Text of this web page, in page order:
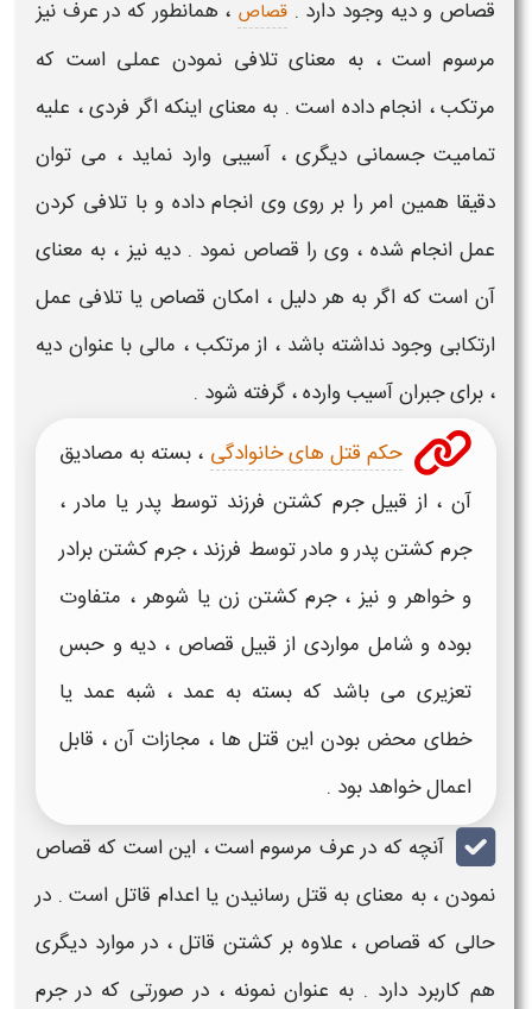
قصاص و دیه وجود دارد . قصاص ، همانطور که در عرف نیز
مرسوم است ، به معنای تلافی نمودن عملی است که
مرتکب ، انجام داده است . به معنای اینکه اگر فردی ، علیه
تمامیت جسمانی دیگری ، آسیبی وارد نماید ، می توان
دقیقا همین امر را بر روی وی انجام داده و با تلافی کردن
عمل انجام شده ، وی را قصاص نمود .دیهنیز ، به معنای
آن است که اگر به هر دلیل ، امکان قصاص یا تلافی عمل
ارتکابی وجود نداشته باشد ، از مرتکب ، مالی با عنوان دیه
، برای جبران آسیب وارده ، گرفته شود .
حکم قتل های خانوادگی ، بسته به مصادیق
آن ، از قبیل جرم کشتن فرزند توسط پدر یا مادر ،
جرم کشتن پدر و مادر توسط فرزند ، جرم کشتن برادر
و خواهر و نیز ، جرم کشتن زن یا شوهر ، متفاوت
بوده و شامل مواردی از قبیل قصاص ، دیه و حبس
تعزیری می باشد که بسته به عمد ، شبه عمد یا
خطای محض بودن این قتل ها ، مجازات آن ، قابل
اعمال خواهد بود .
آنچه که در عرف مرسوم است ، این است که قصاص
نمودن ، به معنای به قتل رسانیدن یا اعدام قاتل است . در
حالی که قصاص ، علاوه بر کشتن قاتل، در موارد دیگری
هم کاربرد دارد . به عنوان نمونه ، در صورتی که در جرم